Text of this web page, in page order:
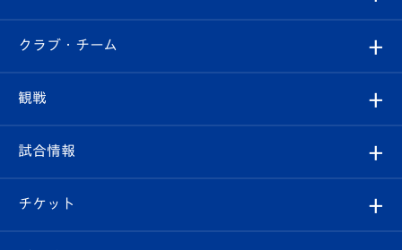
すべて
クラブ
試合情報
クラブ・チーム
クラブ概要
エンブレム紹介
観戦
観戦ルール
はじめての観戦ガイド
試合情報
試合日程/結果
チケット